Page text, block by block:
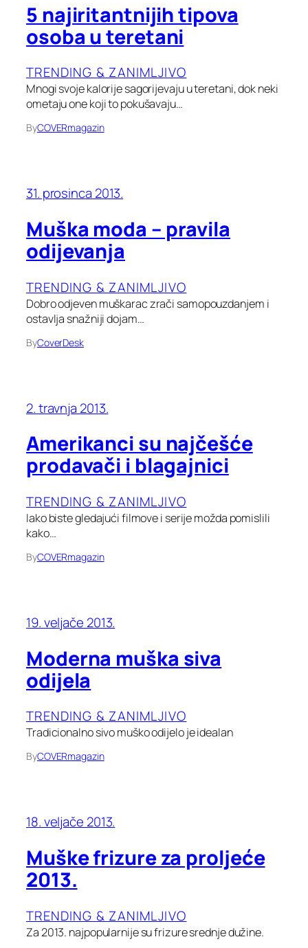
5 najiritantnijih tipova
osoba u teretani
TRENDING & ZANIMLJIVO
Mnogi svoje kalorije sagorijevaju u teretani, dok neki
ometaju one koji to pokušavaju…
ByCOVERmagazin
31. prosinca 2013.
Muška moda – pravila
odijevanja
TRENDING & ZANIMLJIVO
Dobro odjeven muškarac zrači samopouzdanjem i
ostavlja snažniji dojam…
ByCoverDesk
2. travnja 2013.
Amerikanci su najčešće
prodavači i blagajnici
TRENDING & ZANIMLJIVO
Iako biste gledajući filmove i serije možda pomislili
kako…
ByCOVERmagazin
19. veljače 2013.
Moderna muška siva
odijela
TRENDING & ZANIMLJIVO
Tradicionalno sivo muško odijelo je idealan
ByCOVERmagazin
18. veljače 2013.
Muške frizure za proljeće
2013.
TRENDING & ZANIMLJIVO
Za 2013. najpopularnije su frizure srednje dužine.